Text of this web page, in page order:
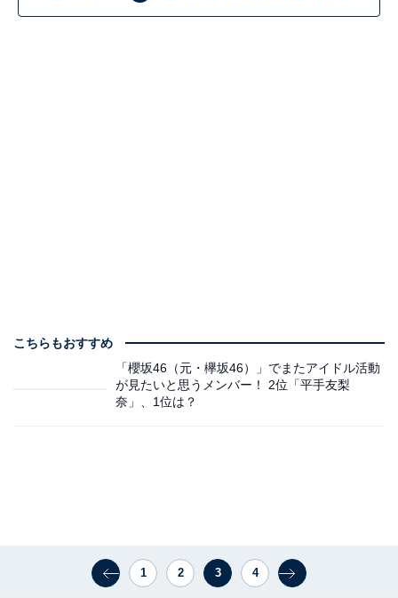
こちらもおすすめ
「櫻坂46（元・欅坂46）」でまたアイドル活動
が見たいと思うメンバー！ 2位「平手友梨
奈」、1位は？
1 2 3 4